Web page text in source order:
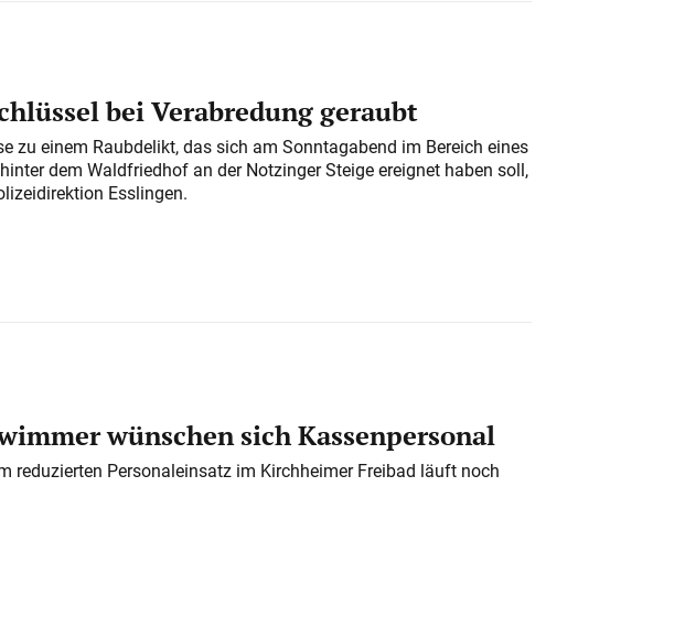
bei Verabredung geraubt
zu einem Raubdelikt, das sich am Sonntagabend im Bereich eines
dem Waldfriedhof an der Notzinger Steige ereignet haben soll,
Esslingen.
wünschen sich Kassenpersonal
reduzierten Personaleinsatz im Kirchheimer Freibad läuft noch